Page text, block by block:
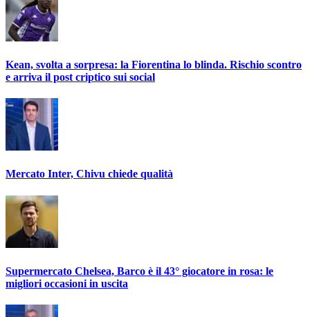
Kean, svolta a sorpresa: la Fiorentina lo blinda. Rischio scontro
e arriva il post criptico sui social
Mercato Inter, Chivu chiede qualità
Supermercato Chelsea, Barco è il 43° giocatore in rosa: le
migliori occasioni in uscita